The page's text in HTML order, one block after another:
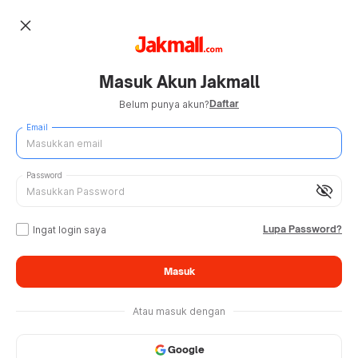
close
Masuk Akun Jakmall
Belum punya akun?Daftar
Email
visibility_off
Password
Ingat login saya Lupa Password?
Masuk
Atau masuk dengan
Google